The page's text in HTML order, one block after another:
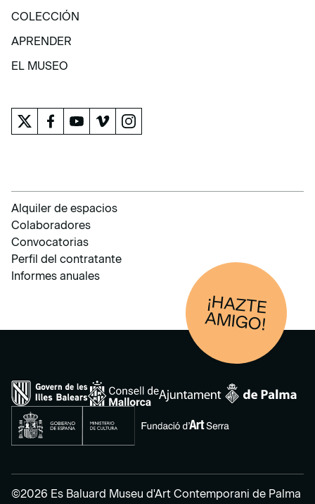
EXPOSICIONES Y ACTIVIDADES
COLECCIÓN
COLECCIÓN
APRENDER
APRENDER
EL MUSEO
Alquiler de espacios
Colaboradores
Convocatorias
Perfil del contratante
Informes anuales
¡HAZTE
AM
IGO!
©2026 Es Baluard Museu d'Art Contemporani de Palma